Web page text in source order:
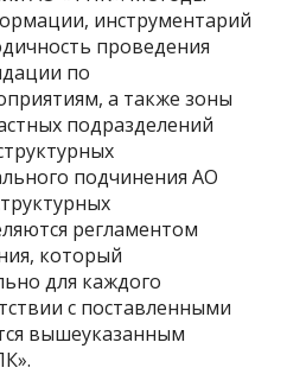
инструментарий
проведения
по
а также зоны
подразделений
подчинения АО
регламентом
который
для каждого
с поставленными
вышеуказанным